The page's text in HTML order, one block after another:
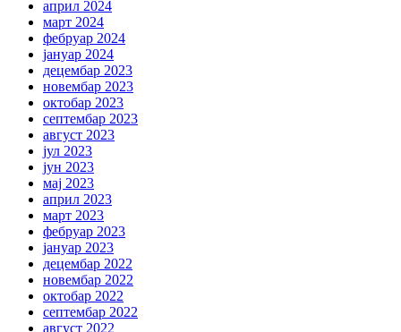
април 2024
март 2024
фебруар 2024
јануар 2024
децембар 2023
новембар 2023
октобар 2023
септембар 2023
август 2023
јул 2023
јун 2023
мај 2023
април 2023
март 2023
фебруар 2023
јануар 2023
децембар 2022
новембар 2022
октобар 2022
септембар 2022
август 2022